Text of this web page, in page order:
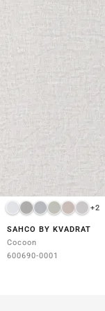
+2
SAHCO BY KVADRAT
Cocoon
600690-0001